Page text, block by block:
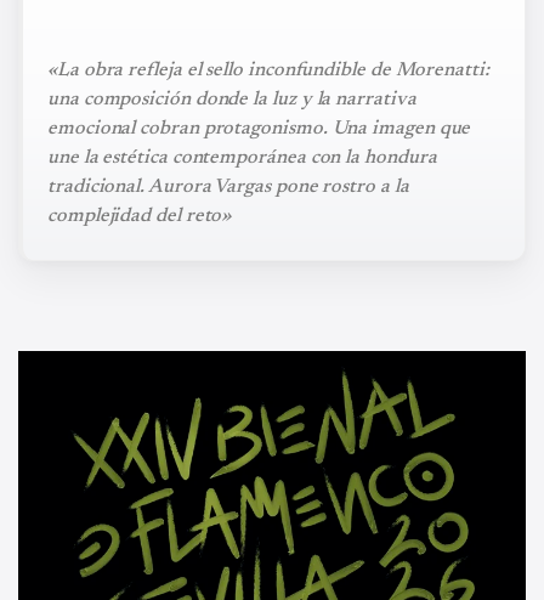
«La obra refleja el sello inconfundible de Morenatti:
una composición donde la luz y la narrativa
emocional cobran protagonismo. Una imagen que
une la estética contemporánea con la hondura
tradicional. Aurora Vargas pone rostro a la
complejidad del reto»